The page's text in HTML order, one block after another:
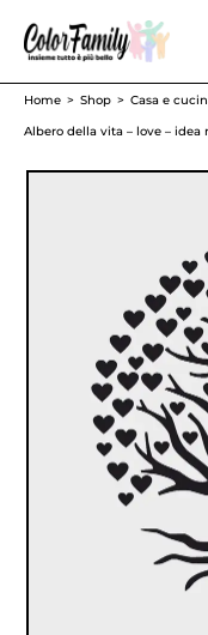
Home Shop Casa e
Albero della vita – love –